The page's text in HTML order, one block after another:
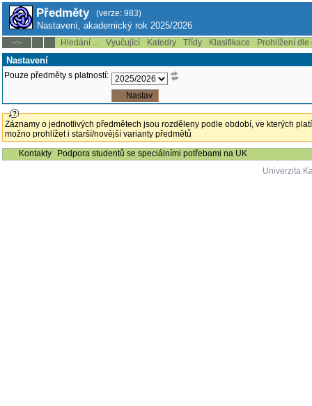
Předměty (verze: 983)
Nastavení, akademický rok 2025/2026
--:-- Hledání ... Vyučující Katedry Třídy Klasifikace Prohlížení
Nastavení
Pouze předměty s platností:
Záznamy o jednotlivých předmětech jsou rozděleny podle období, ve kterých
možno prohlížet i starší/novější varianty předmětů
Kontakty
Podpora studentů se speciálními potřebami na UK
Univerzita